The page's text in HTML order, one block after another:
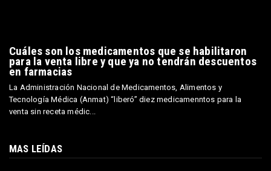
Cuáles son los medicamentos que se habilitaron
para la venta libre y que ya no tendrán descuentos
en farmacias
La Administración Nacional de Medicamentos, Alimentos y
Tecnología Médica (Anmat) “liberó” diez medicamenntos para la
venta sin receta médic...
MAS LEÍDAS